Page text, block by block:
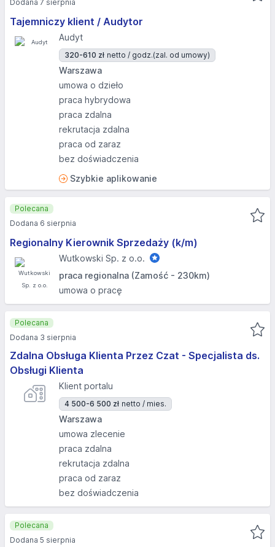
Tajemniczy klient / Audytor
Audyt
320-610 zł netto / godz.(zal. od umowy)
Warszawa
umowa o dzieło
praca hybrydowa
praca zdalna
rekrutacja zdalna
praca od zaraz
bez doświadczenia
Szybkie aplikowanie
Dodana 7 sierpnia
Regionalny Kierownik Sprzedaży (k/m)
Wutkowski Sp. z o.o.
praca regionalna (Zamość - 230km)
umowa o pracę
Polecana
Dodana 6 sierpnia
Zdalna Obsługa Klienta Przez Czat - Specjalista ds.
Obsługi Klienta
Klient portalu
4 500-6 500 zł netto / mies.
Warszawa
umowa zlecenie
praca zdalna
rekrutacja zdalna
praca od zaraz
bez doświadczenia
Polecana
Dodana 3 sierpnia
Polecana
Dodana 5 sierpnia